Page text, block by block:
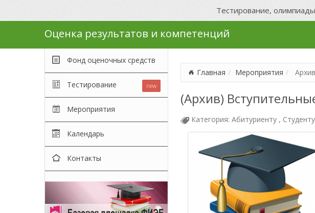
Тестирование,
Оценка результатов и компетенций
Фонд оценочных средств
Тестирование new
Мероприятия
Календарь
Контакты
Главная Мероприятия
(Архив)
Категория: Абитуриенту , Студенту